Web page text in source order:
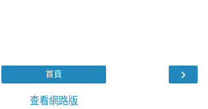
›
首頁
查看網路版